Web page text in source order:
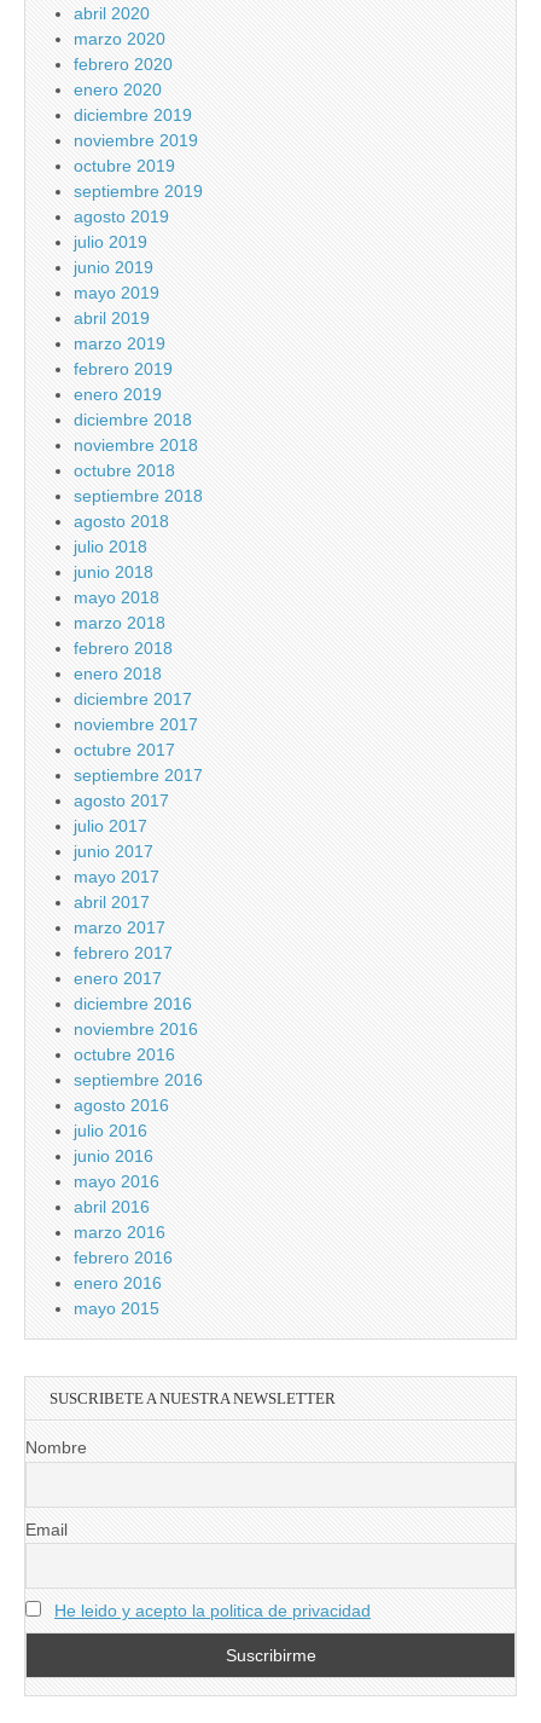
abril 2020
marzo 2020
febrero 2020
enero 2020
diciembre 2019
noviembre 2019
octubre 2019
septiembre 2019
agosto 2019
julio 2019
junio 2019
mayo 2019
abril 2019
marzo 2019
febrero 2019
enero 2019
diciembre 2018
noviembre 2018
octubre 2018
septiembre 2018
agosto 2018
julio 2018
junio 2018
mayo 2018
marzo 2018
febrero 2018
enero 2018
diciembre 2017
noviembre 2017
octubre 2017
septiembre 2017
agosto 2017
julio 2017
junio 2017
mayo 2017
abril 2017
marzo 2017
febrero 2017
enero 2017
diciembre 2016
noviembre 2016
octubre 2016
septiembre 2016
agosto 2016
julio 2016
junio 2016
mayo 2016
abril 2016
marzo 2016
febrero 2016
enero 2016
mayo 2015
SUSCRIBETE A NUESTRA NEWSLETTER
Nombre
Email
He leido y acepto la politica de privacidad